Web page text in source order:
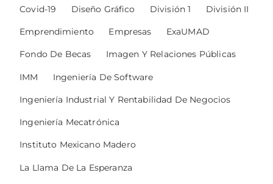
Covid-19 Diseño Gráfico División 1 División II
Emprendimiento Empresas ExaUMAD
Fondo De Becas Imagen Y Relaciones Públicas
IMM Ingeniería De Software
Ingeniería Industrial Y Rentabilidad De Negocios
Ingeniería Mecatrónica
Instituto Mexicano Madero
La Llama De La Esperanza